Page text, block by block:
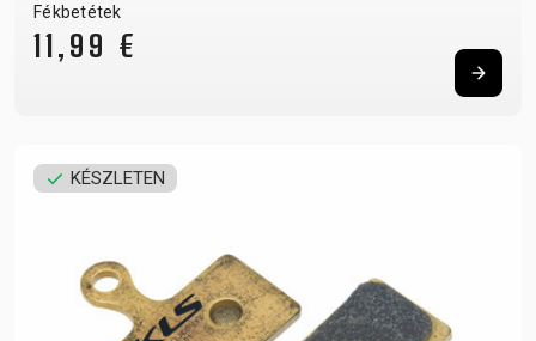
Fékbetétek
11,99 €
KÉSZLETEN